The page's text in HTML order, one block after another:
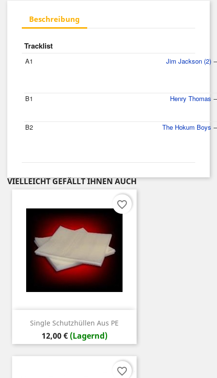
Beschreibung
Tracklist
A1 –
Jim Jackson (2)
B1 –
Henry Thomas
B2 –
The Hokum Boys
VIELLEICHT GEFÄLLT IHNEN AUCH
Single Schutzhüllen Aus PE
Preis
12,00 € (Lagernd)
favorite_border
favorite_border